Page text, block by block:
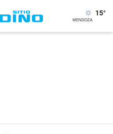
15°